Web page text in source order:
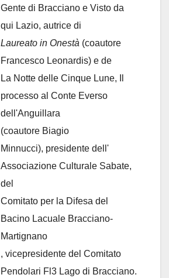
Gente di Bracciano e Visto da
qui Lazio, autrice di
Laureato in Onestà (coautore
Francesco Leonardis) e de
La Notte delle Cinque Lune, Il
processo al Conte Everso
dell'Anguillara
(coautore Biagio
Minnucci), presidente dell'
Associazione Culturale Sabate,
del
Comitato per la Difesa del
Bacino Lacuale Bracciano-
Martignano
, vicepresidente del Comitato
Pendolari Fl3 Lago di Bracciano.